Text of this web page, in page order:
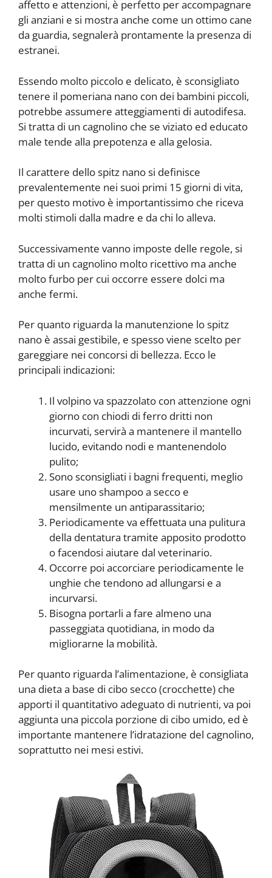
affetto e attenzioni, è perfetto per accompagnare
gli anziani e si mostra anche come un ottimo cane
da guardia, segnalerà prontamente la presenza di
estranei.
Essendo molto piccolo e delicato, è sconsigliato
tenere il pomeriana nano con dei bambini piccoli,
potrebbe assumere atteggiamenti di autodifesa.
Si tratta di un cagnolino che se viziato ed educato
male tende alla prepotenza e alla gelosia.
Il carattere dello spitz nano si definisce
prevalentemente nei suoi primi 15 giorni di vita,
per questo motivo è importantissimo che riceva
molti stimoli dalla madre e da chi lo alleva.
Successivamente vanno imposte delle regole, si
tratta di un cagnolino molto ricettivo ma anche
molto furbo per cui occorre essere dolci ma
anche fermi.
Per quanto riguarda la manutenzione lo spitz
nano è assai gestibile, e spesso viene scelto per
gareggiare nei concorsi di bellezza. Ecco le
principali indicazioni:
Il volpino va spazzolato con attenzione ogni
giorno con chiodi di ferro dritti non
incurvati, servirà a mantenere il mantello
lucido, evitando nodi e mantenendolo
pulito;
Sono sconsigliati i bagni frequenti, meglio
usare uno shampoo a secco e
mensilmente un antiparassitario;
Periodicamente va effettuata una pulitura
della dentatura tramite apposito prodotto
o facendosi aiutare dal veterinario.
Occorre poi accorciare periodicamente le
unghie che tendono ad allungarsi e a
incurvarsi.
Bisogna portarli a fare almeno una
passeggiata quotidiana, in modo da
migliorarne la mobilità.
Per quanto riguarda l’alimentazione, è consigliata
una dieta a base di cibo secco (crocchette) che
apporti il quantitativo adeguato di nutrienti, va poi
aggiunta una piccola porzione di cibo umido, ed è
importante mantenere l’idratazione del cagnolino,
soprattutto nei mesi estivi.